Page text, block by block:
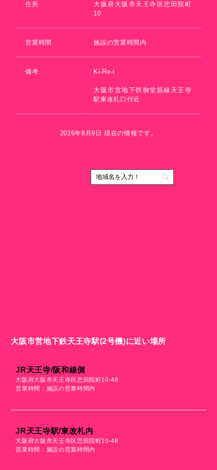
住所
大阪府大阪市天王寺区悲田院町
10
営業時間 施設の営業時間内
備考 Ki-Re-i
大阪市営地下鉄御堂筋線天王寺
駅東改札口付近
2026年8月9日 現在の情報です。
大阪市営地下鉄天王寺駅(2号機)に近い場所
JR天王寺/阪和線側
大阪府大阪市天王寺区悲田院町10-48
営業時間：施設の営業時間内
JR天王寺駅/東改札内
大阪府大阪市天王寺区悲田院町10-48
営業時間：施設の営業時間内